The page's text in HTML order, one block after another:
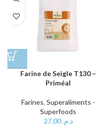
Farine de Seigle T130 –
Priméal
Farines, Superaliments -
Superfoods
د.م.27,00